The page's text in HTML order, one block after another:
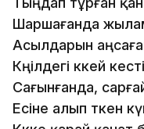
Шаршағанда
Асылдарын
Көңілдегі көкей
Сағынғанда,
Есіне алып өткен